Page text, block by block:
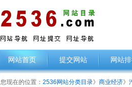
网站首页 提交网站 网站
您现在的位置： 2536网站分类目录》 商业经济》